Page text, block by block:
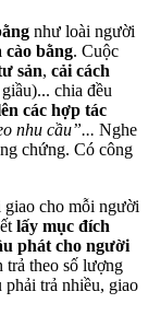
như loài người
cào bằng. Cuộc
sản, cải cách
chia đều
các hợp tác
nhu cầu”... Nghe
chứng. Có công
cho mỗi người
lấy mục đích
phát cho người
trả theo số lượng
phải trả nhiều, giao